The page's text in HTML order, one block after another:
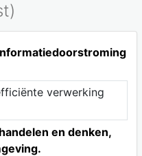
verwerking
en denken,